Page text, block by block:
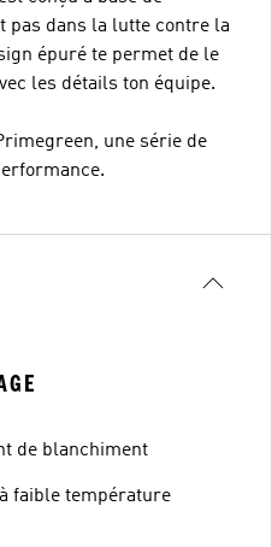
pas dans la lutte contre la
épuré te permet de le
les détails ton équipe.
une série de
de blanchiment
faible température